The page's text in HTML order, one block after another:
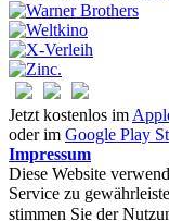
Jetzt kostenlos im
oder im Google Play
Impressum
Diese Website
Service zu
stimmen Sie der